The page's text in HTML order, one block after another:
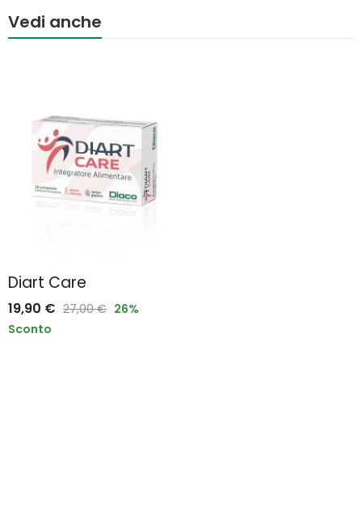
Vedi anche
Diart Care
19,90 € 27,00€ 26%
Sconto